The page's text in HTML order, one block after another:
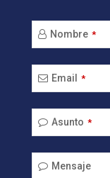
Nombre *
Email *
Asunto *
Mensaje